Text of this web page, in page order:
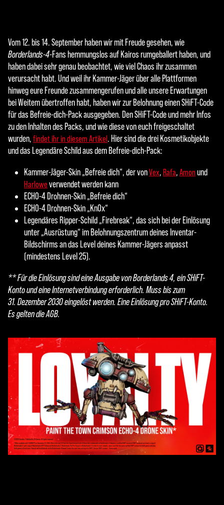
Vom 12. bis 14. September haben wir mit Freude gesehen, wie
Borderlands-4-Fans hemmungslos auf Kairos rumgeballert haben, und
haben dabei sehr genau beobachtet, wie viel Chaos ihr zusammen
verursacht habt. Und weil ihr Kammer-Jäger über alle Plattformen
hinweg eure Freunde zusammengerufen und alle unsere Erwartungen
bei Weitem übertroffen habt, haben wir zur Belohnung einen SHiFT-Code
für das Befreie-dich-Pack ausgegeben. Den SHiFT-Code und mehr Infos
zu den Inhalten des Packs, und wie diese von euch freigeschaltet
wurden, findet ihr in diesem Artikel. Hier sind die drei Kosmetikobjekte
und das Legendäre Schild aus dem Befreie-dich-Pack:
Kammer-Jäger-Skin „Befreie dich“, der vonVex, Rafa, Amonund
Harlowe verwendet werden kann
ECHO-4 Drohnen-Skin „Befreie dich“
ECHO-4 Drohnen-Skin „Kn0x“
Legendäres Ripper-Schild „Firebreak“, das sich bei der Einlösung
unter „Ausrüstung“ im Belohnungszentrum deines Inventar-
Bildschirms an das Level deines Kammer-Jägers anpasst
(mindestens Level 25).
** Für die Einlösung sind eine Ausgabe von Borderlands 4, ein SHiFT-
Konto und eine Internetverbindung erforderlich. Muss bis zum
31. Dezember 2030 eingelöst werden. Eine Einlösung pro SHiFT-Konto.
Es gelten die AGB.